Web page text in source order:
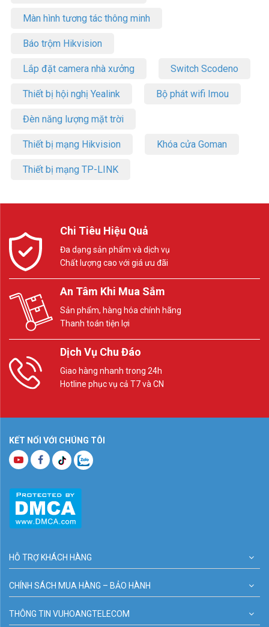
Màn hình tương tác thông minh
Báo trộm Hikvision
Lắp đặt camera nhà xưởng Switch Scodeno
Thiết bị hội nghị Yealink Bộ phát wifi Imou
Đèn năng lượng mặt trời
Thiết bị mạng Hikvision Khóa cửa Goman
Thiết bị mạng TP-LINK
Chi Tiêu Hiệu Quả
Đa dạng sản phẩm và dịch vụ
Chất lượng cao với giá ưu đãi
An Tâm Khi Mua Sắm
Sản phẩm, hàng hóa chính hãng
Thanh toán tiện lợi
Dịch Vụ Chu Đáo
Giao hàng nhanh trong 24h
Hotline phục vụ cả T7 và CN
KẾT NỐI VỚI CHÚNG TÔI
HỖ TRỢ KHÁCH HÀNG
CHÍNH SÁCH MUA HÀNG – BẢO HÀNH
THÔNG TIN VUHOANGTELECOM